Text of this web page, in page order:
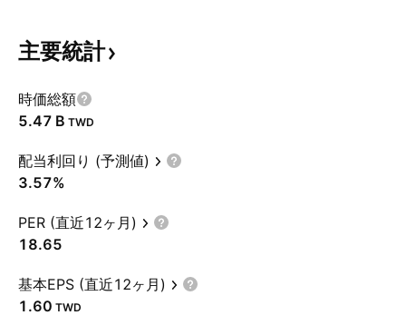
主要統計
時価総額
‪5.47 B‬ TWD
配当利回り (予測値)
3.57%
PER (直近12ヶ月)
18.65
基本EPS (直近12ヶ月)
1.60 TWD